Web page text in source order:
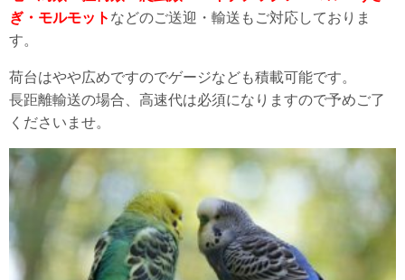
ぎ・モルモット などのご送迎・輸送もご対応しておりま
す。
荷台はやや広めですのでゲージなども積載可能です。
長距離輸送の場合、高速代は必須になりますので予めご了
くださいませ。